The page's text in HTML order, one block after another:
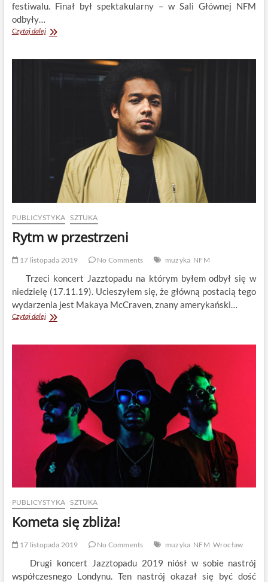
festiwalu. Finał był spektakularny – w Sali Głównej NFM
odbyły…
Czytaj dalejIyer
PUBLICYSTYKA SZTUKA
Rytm w przestrzeni
17 listopada 2019 No Comments muzyka NFM
Trzeci koncert Jazztopadu na którym byłem odbył się w
niedzielę (17.11.19). Ucieszyłem się, że główną postacią tego
wydarzenia jest Makaya McCraven, znany amerykański…
Czytaj dalejRytm
PUBLICYSTYKA SZTUKA
Kometa się zbliża!
17 listopada 2019 No Comments muzyka NFM Wrocław
Drugi koncert Jazztopadu 2019 niósł w sobie nastrój
współczesnego Londynu. Ten nastrój okazał się być dość